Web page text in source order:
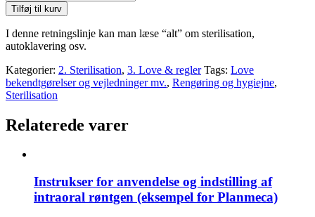
Tilføj til kurv
I denne retningslinje kan man læse “alt” om sterilisation,
autoklavering osv.
Kategorier: 2. Sterilisation, 3. Love & regler Tags: Love
bekendtgørelser og vejledninger mv., Rengøring og hygiejne,
Sterilisation
Relaterede varer
Instrukser for anvendelse og indstilling af
intraoral røntgen (eksempel for Planmeca)